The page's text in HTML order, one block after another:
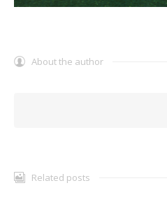
About the author
Related posts